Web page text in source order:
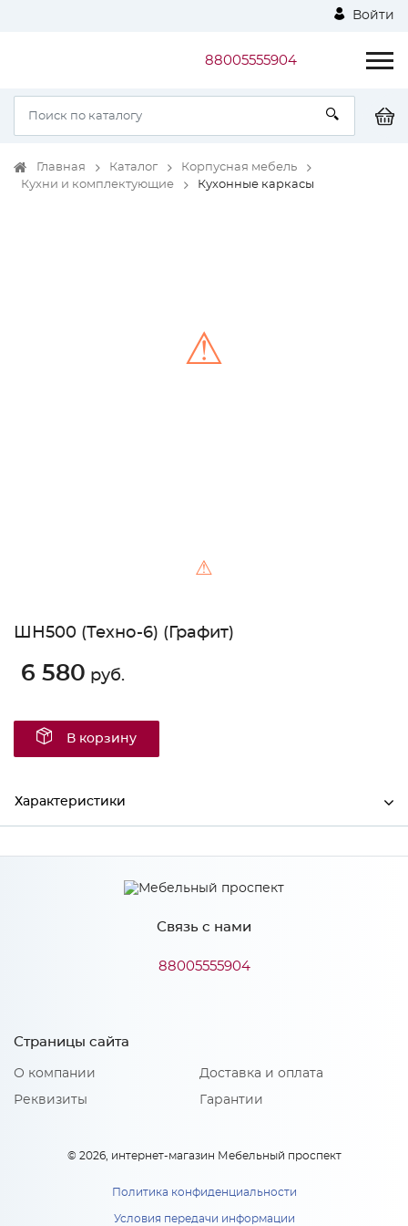
Войти
88005555904
Главная Каталог
Корпусная мебель
Кухни и комплектующие
Кухонные каркасы
⚠
⚠
ШН500 (Техно-6) (Графит)
6 580 руб.
В корзину
Характеристики
Производитель МиФ
Графит
Связь с нами
88005555904
Страницы сайта
О компании
Реквизиты
Доставка и оплата
Гарантии
© 2026, интернет-магазин Мебельный проспект
Политика конфиденциальности
Условия передачи информации